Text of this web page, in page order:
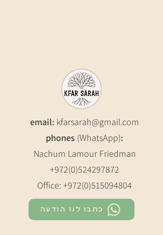
email: kfarsarah@gmail.com
phones (WhatsApp):
Nachum Lamour Friedman
+972(0)524297872
Office: +972(0)515094804
כתבו לנו הודעה